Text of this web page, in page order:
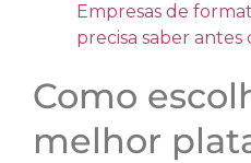
Empresas de
precisa saber
Como
melhor